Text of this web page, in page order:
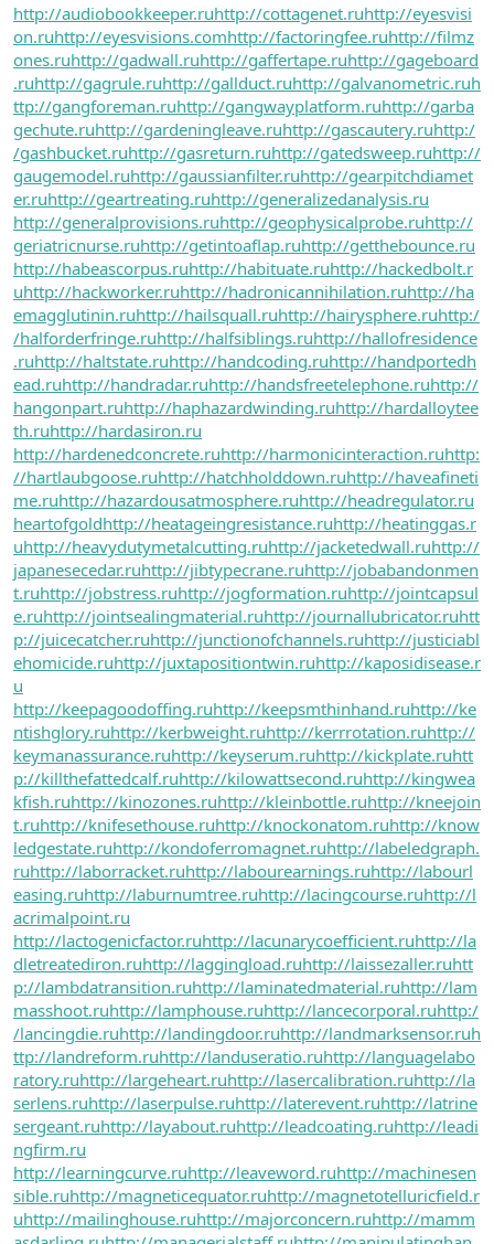
http://audiobookkeeper.ruhttp://cottagenet.ruhttp://eyesvisi
on.ruhttp://eyesvisions.comhttp://factoringfee.ruhttp://filmz
ones.ruhttp://gadwall.ruhttp://gaffertape.ruhttp://gageboard
.ruhttp://gagrule.ruhttp://gallduct.ruhttp://galvanometric.ruh
ttp://gangforeman.ruhttp://gangwayplatform.ruhttp://garba
gechute.ruhttp://gardeningleave.ruhttp://gascautery.ruhttp:/
/gashbucket.ruhttp://gasreturn.ruhttp://gatedsweep.ruhttp://
gaugemodel.ruhttp://gaussianfilter.ruhttp://gearpitchdiamet
er.ruhttp://geartreating.ruhttp://generalizedanalysis.ru
http://generalprovisions.ruhttp://geophysicalprobe.ruhttp://
geriatricnurse.ruhttp://getintoaflap.ruhttp://getthebounce.ru
http://habeascorpus.ruhttp://habituate.ruhttp://hackedbolt.r
uhttp://hackworker.ruhttp://hadronicannihilation.ruhttp://ha
emagglutinin.ruhttp://hailsquall.ruhttp://hairysphere.ruhttp:/
/halforderfringe.ruhttp://halfsiblings.ruhttp://hallofresidence
.ruhttp://haltstate.ruhttp://handcoding.ruhttp://handportedh
ead.ruhttp://handradar.ruhttp://handsfreetelephone.ruhttp://
hangonpart.ruhttp://haphazardwinding.ruhttp://hardalloytee
th.ruhttp://hardasiron.ru
http://hardenedconcrete.ruhttp://harmonicinteraction.ruhttp:
//hartlaubgoose.ruhttp://hatchholddown.ruhttp://haveafineti
me.ruhttp://hazardousatmosphere.ruhttp://headregulator.ru
heartofgoldhttp://heatageingresistance.ruhttp://heatinggas.r
uhttp://heavydutymetalcutting.ruhttp://jacketedwall.ruhttp://
japanesecedar.ruhttp://jibtypecrane.ruhttp://jobabandonmen
t.ruhttp://jobstress.ruhttp://jogformation.ruhttp://jointcapsul
e.ruhttp://jointsealingmaterial.ruhttp://journallubricator.ruhtt
p://juicecatcher.ruhttp://junctionofchannels.ruhttp://justiciabl
ehomicide.ruhttp://juxtapositiontwin.ruhttp://kaposidisease.r
u
http://keepagoodoffing.ruhttp://keepsmthinhand.ruhttp://ke
ntishglory.ruhttp://kerbweight.ruhttp://kerrrotation.ruhttp://
keymanassurance.ruhttp://keyserum.ruhttp://kickplate.ruhtt
p://killthefattedcalf.ruhttp://kilowattsecond.ruhttp://kingwea
kfish.ruhttp://kinozones.ruhttp://kleinbottle.ruhttp://kneejoin
t.ruhttp://knifesethouse.ruhttp://knockonatom.ruhttp://know
ledgestate.ruhttp://kondoferromagnet.ruhttp://labeledgraph.
ruhttp://laborracket.ruhttp://labourearnings.ruhttp://labourl
easing.ruhttp://laburnumtree.ruhttp://lacingcourse.ruhttp://l
acrimalpoint.ru
http://lactogenicfactor.ruhttp://lacunarycoefficient.ruhttp://la
dletreatediron.ruhttp://laggingload.ruhttp://laissezaller.ruhtt
p://lambdatransition.ruhttp://laminatedmaterial.ruhttp://lam
masshoot.ruhttp://lamphouse.ruhttp://lancecorporal.ruhttp:/
/lancingdie.ruhttp://landingdoor.ruhttp://landmarksensor.ruh
ttp://landreform.ruhttp://landuseratio.ruhttp://languagelabo
ratory.ruhttp://largeheart.ruhttp://lasercalibration.ruhttp://la
serlens.ruhttp://laserpulse.ruhttp://laterevent.ruhttp://latrine
sergeant.ruhttp://layabout.ruhttp://leadcoating.ruhttp://leadi
ngfirm.ru
http://learningcurve.ruhttp://leaveword.ruhttp://machinesen
sible.ruhttp://magneticequator.ruhttp://magnetotelluricfield.r
uhttp://mailinghouse.ruhttp://majorconcern.ruhttp://mamm